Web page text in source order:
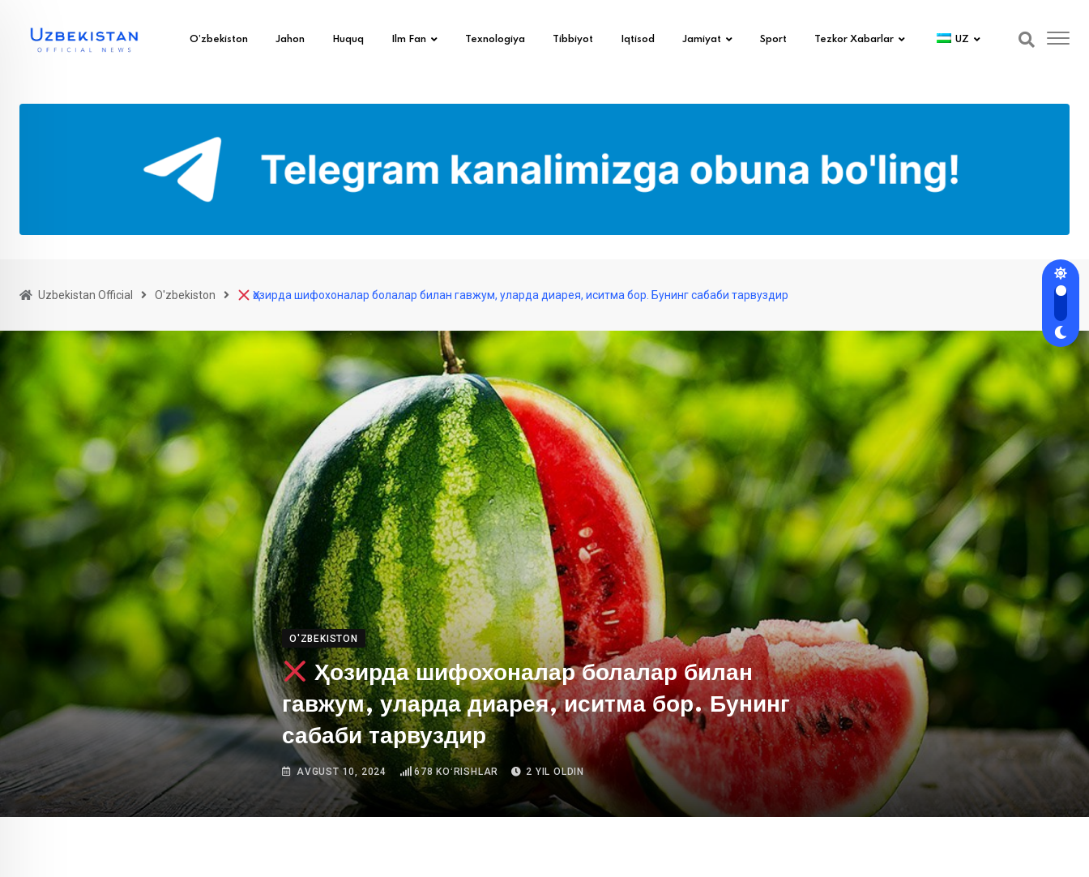
O’zbekiston Jahon Huquq Ilm Fan Texnologiya Tibbiyot Iqtisod Jamiyat Sport Tezkor Xabarlar UZ
Uzbekistan Official O'zbekiston Ҳозирда шифохоналар болалар билан гавжум, уларда диарея, иситма бор. Бунинг сабаби тарвуздир
O'ZBEKISTON
Ҳозирда шифохоналар болалар билан
гавжум, уларда диарея, иситма бор. Бунинг
сабаби тарвуздир
AVGUST 10, 2024 678 KOʻRISHLAR 2 YIL OLDIN